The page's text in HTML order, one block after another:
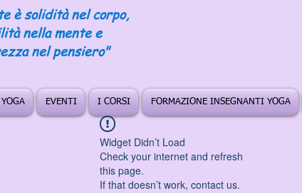
è solidità nel corpo,
nella mente e
nel pensiero"
EVENTI I CORSI FORMAZIONE INSEGNANTI YOGA
Widget Didn’t Load
Check your internet and refresh
this page.
If that doesn’t work, contact us.